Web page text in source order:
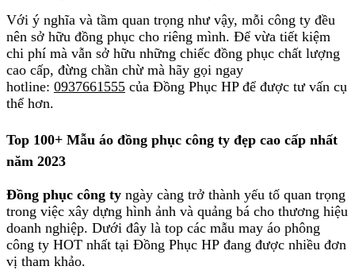
Với ý nghĩa và tầm quan trọng như vậy, mỗi công ty đều
nên sở hữu đồng phục cho riêng mình. Để vừa tiết kiệm
chi phí mà vẫn sở hữu những chiếc đồng phục chất lượng
cao cấp, đừng chần chừ mà hãy gọi ngay
hotline: 0937661555 của Đồng Phục HP để được tư vấn cụ
thể hơn.
Top 100+ Mẫu áo đồng phục công ty đẹp cao cấp nhất
năm 2023
Đồng phục công ty ngày càng trở thành yếu tố quan trọng
trong việc xây dựng hình ảnh và quảng bá cho thương hiệu
doanh nghiệp. Dưới đây là top các mẫu may áo phông
công ty HOT nhất tại Đồng Phục HP đang được nhiều đơn
vị tham khảo.